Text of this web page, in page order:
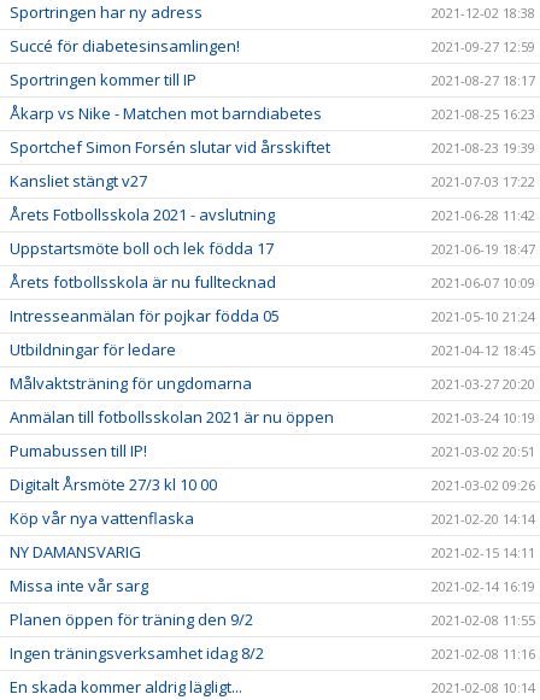
Sportringen har ny adress 2021-12-02 18:38
Succé för diabetesinsamlingen! 2021-09-27 12:59
Sportringen kommer till IP 2021-08-27 18:17
Åkarp vs Nike - Matchen mot barndiabetes 2021-08-25 16:23
Sportchef Simon Forsén slutar vid årsskiftet 2021-08-23 19:39
Kansliet stängt v27 2021-07-03 17:22
Årets Fotbollsskola 2021 - avslutning 2021-06-28 11:42
Uppstartsmöte boll och lek födda 17 2021-06-19 18:47
Årets fotbollsskola är nu fulltecknad 2021-06-07 10:09
Intresseanmälan för pojkar födda 05 2021-05-10 21:24
Utbildningar för ledare 2021-04-12 18:45
Målvaktsträning för ungdomarna 2021-03-27 20:20
Anmälan till fotbollsskolan 2021 är nu öppen 2021-03-24 10:19
Pumabussen till IP! 2021-03-02 20:51
Digitalt Årsmöte 27/3 kl 10 00 2021-03-02 09:26
Köp vår nya vattenflaska 2021-02-20 14:14
NY DAMANSVARIG 2021-02-15 14:11
Missa inte vår sarg 2021-02-14 16:19
Planen öppen för träning den 9/2 2021-02-08 11:55
Ingen träningsverksamhet idag 8/2 2021-02-08 11:16
En skada kommer aldrig lägligt... 2021-02-08 10:14